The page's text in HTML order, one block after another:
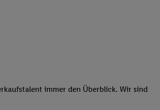
immer den Überblick. Wir sind